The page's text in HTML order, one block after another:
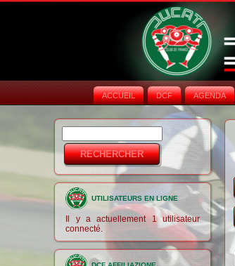
ACCUEIL DCF AGENDA
Formulaire de
recherche
UTILISATEURS EN LIGNE
Il y a actuellement 1 utilisateur
connecté.